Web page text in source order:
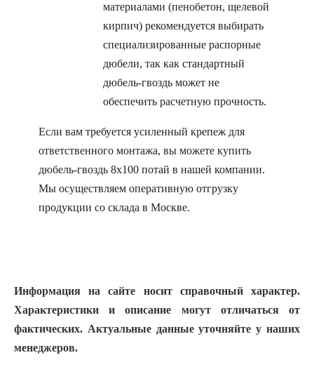
материалами (пенобетон, щелевой
кирпич) рекомендуется выбирать
специализированные распорные
дюбели, так как стандартный
дюбель-гвоздь может не
обеспечить расчетную прочность.
Если вам требуется усиленный крепеж для
ответственного монтажа, вы можете купить
дюбель-гвоздь 8х100 потай в нашей компании.
Мы осуществляем оперативную отгрузку
продукции со склада в Москве.
Информация на сайте носит справочный характер.
Характеристики и описание могут отличаться от
фактических. Актуальные данные уточняйте у наших
менеджеров.